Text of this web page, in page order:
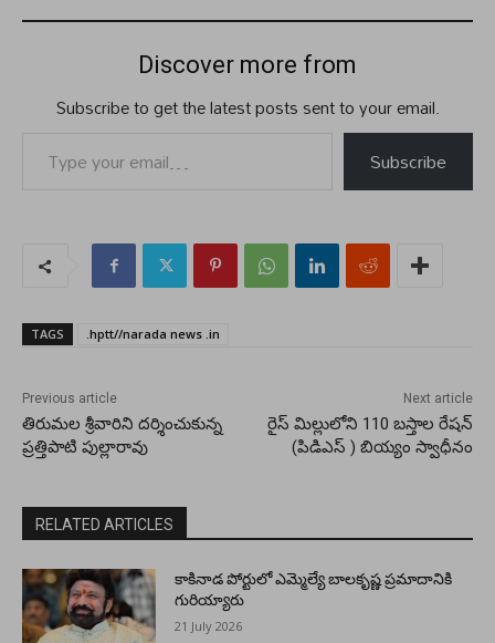
Discover more from
Subscribe to get the latest posts sent to your email.
Subscribe
TAGS .hptt//narada news .in
Previous article
తిరుమల శ్రీవారిని దర్శించుకున్న
ప్రత్తిపాటి పుల్లారావు
Next article
రైస్ మిల్లులోని 110 బస్తాల రేషన్
(పిడిఎస్ ) బియ్యం స్వాధీనం
RELATED ARTICLES
కాకినాడ పోర్టులో ఎమ్మెల్యే బాలకృష్ణ ప్రమాదానికి
గురియ్యారు
21 July 2026